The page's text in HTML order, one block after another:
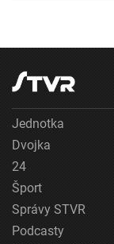
Jednotka
Dvojka
24
Šport
Správy STVR
Podcasty